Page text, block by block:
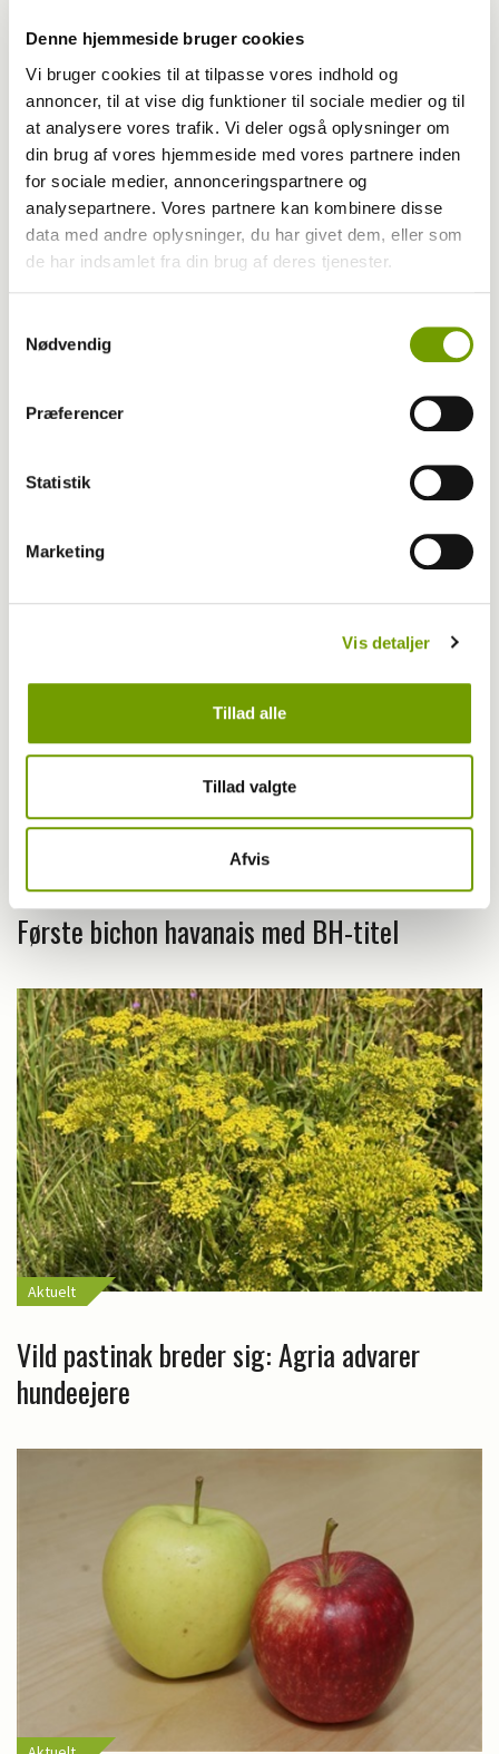
Denne hjemmeside bruger cookies
Vi bruger cookies til at tilpasse vores indhold og
annoncer, til at vise dig funktioner til sociale medier og til
at analysere vores trafik. Vi deler også oplysninger om
din brug af vores hjemmeside med vores partnere inden
for sociale medier, annonceringspartnere og
analysepartnere. Vores partnere kan kombinere disse
data med andre oplysninger, du har givet dem, eller som
de har indsamlet fra din brug af deres tjenester.
Nødvendig
Præferencer
Statistik
Marketing
Vis detaljer
Tillad alle
Tillad valgte
Afvis
Farvel til verdens ældste hund
Første bichon havanais med BH-titel
Aktuelt
Vild pastinak breder sig: Agria advarer
hundeejere